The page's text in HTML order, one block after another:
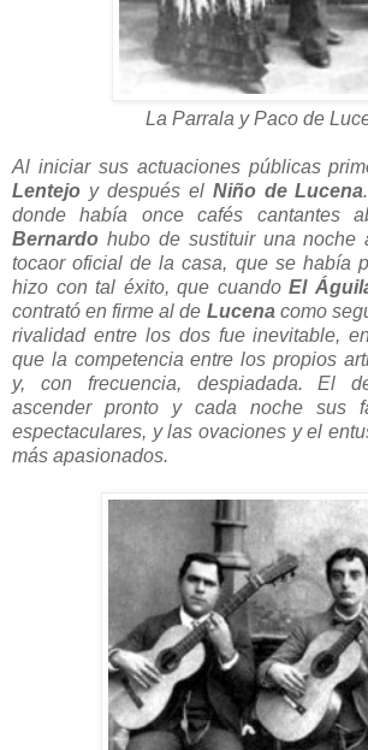
La Parrala y Paco de
Al iniciar sus actuaciones públicas
Lentejo y después el Niño de Lucena
donde había once cafés cantantes
Bernardo hubo de sustituir una
tocaor oficial de la casa, que se había
hizo con tal éxito, que cuandoEl
contrató en firme al de Lucena como
rivalidad entre los dos fue inevitable,
que la competencia entre los propios
y, con frecuencia, despiadada. El
ascender pronto y cada noche sus
espectaculares, y las ovaciones y el
más apasionados.